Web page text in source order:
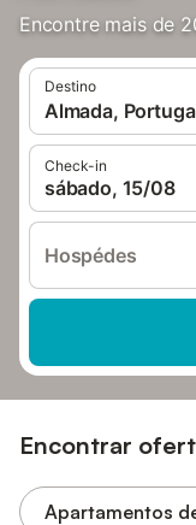
Encontre mais de
Destino
Almada,
Check-in
sábado, 15/08
Hospédes
Encontrar
Apartamentos